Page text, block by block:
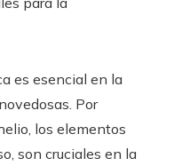
es esencial en la
Por
los elementos
son cruciales en la